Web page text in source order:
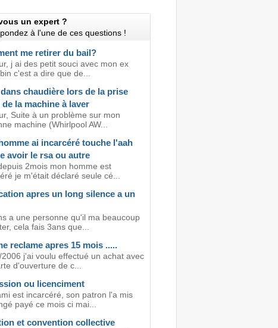
un expert ?
à l'une de ces questions !
me retirer du bail?
j ai des petit souci avec mon ex
c'est a dire que de...
chaudière lors de la prise
la machine à laver
Suite à un problème sur mon
machine (Whirlpool AW...
ai incarcéré touche l'aah
avoir le rsa ou autre
2mois mon homme est
je m'était déclaré seule cé...
apres un long silence a un
a une personne qu'il ma beaucoup
cela fais 3ans que...
reclame apres 15 mois .....
2006 j'ai voulu effectué un achat avec
d'ouverture de c...
ou licenciment
est incarcéré, son patron l'a mis
payé ce mois ci mai...
et convention collective